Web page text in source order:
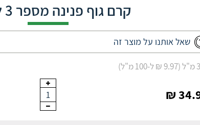
קרם גוף פנינה מספר 3 לאישה
שאל אותנו על מוצר זה
מ"ל)
1